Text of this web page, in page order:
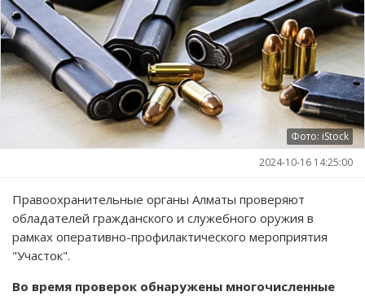
Фото: iStock
2024-10-16 14:25:00
Правоохранительные органы Алматы проверяют
обладателей гражданского и служебного оружия в
рамках оперативно-профилактического мероприятия
"Участок".
Во время проверок обнаружены многочисленные